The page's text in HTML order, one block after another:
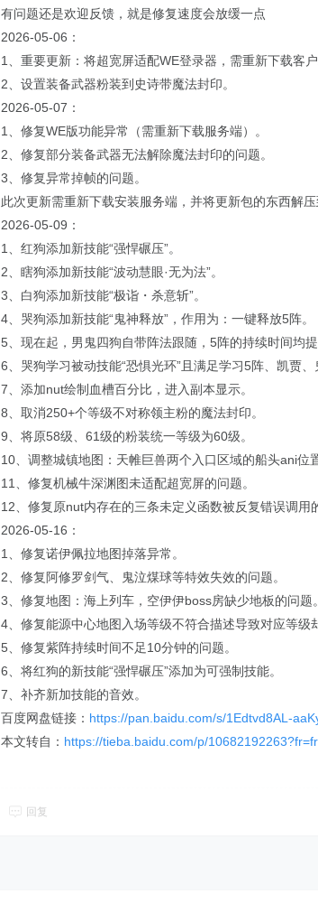
有问题还是欢迎反馈，就是修复速度会放缓一点
2026-05-06：
1、重要更新：将超宽屏适配WE登录器，需重新下载客户
2、设置装备武器粉装到史诗带魔法封印。
2026-05-07：
1、修复WE版功能异常（需重新下载服务端）。
2、修复部分装备武器无法解除魔法封印的问题。
3、修复异常掉帧的问题。
此次更新需重新下载安装服务端，并将更新包的东西解
2026-05-09：
1、红狗添加新技能“强悍碾压”。
2、瞎狗添加新技能“波动慧眼·无为法”。
3、白狗添加新技能“极诣・杀意斩”。
4、哭狗添加新技能“鬼神释放”，作用为：一键释放5阵。
5、现在起，男鬼四狗自带阵法跟随，5阵的持续时间均提
6、哭狗学习被动技能“恐惧光环”且满足学习5阵、凯贾
7、添加nut绘制血槽百分比，进入副本显示。
8、取消250+个等级不对称领主粉的魔法封印。
9、将原58级、61级的粉装统一等级为60级。
10、调整城镇地图：天帷巨兽两个入口区域的船头ani位
11、修复机械牛深渊图未适配超宽屏的问题。
12、修复原nut内存在的三条未定义函数被反复错误调用
2026-05-16：
1、修复诺伊佩拉地图掉落异常。
2、修复阿修罗剑气、鬼泣煤球等特效失效的问题。
3、修复地图：海上列车，空伊伊boss房缺少地板的问题。
4、修复能源中心地图入场等级不符合描述导致对应等级
5、修复紫阵持续时间不足10分钟的问题。
6、将红狗的新技能“强悍碾压”添加为可强制技能。
7、补齐新加技能的音效。
百度网盘链接： https://pan.baidu.com/s/1Edtvd8AL-
本文转自： https://tieba.baidu.com/p/
回复